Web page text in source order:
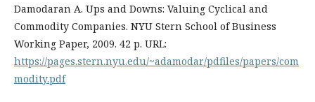
Damodaran A. Ups and Downs: Valuing Cyclical and
Commodity Companies. NYU Stern School of Business
Working Paper, 2009. 42 p. URL:
https://pages.stern.nyu.edu/~adamodar/pdfiles/papers/com
modity.pdf